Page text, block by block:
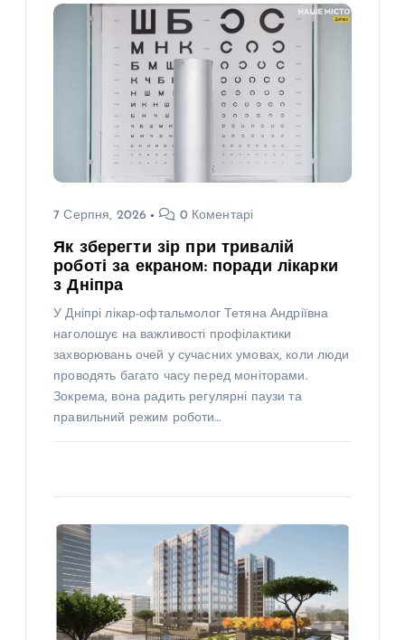
7 Серпня, 2026 0 Коментарі
Як зберегти зір при тривалій
роботі за екраном: поради лікарки
з Дніпра
У Дніпрі лікар-офтальмолог Тетяна Андріївна
наголошує на важливості профілактики
захворювань очей у сучасних умовах, коли люди
проводять багато часу перед моніторами.
Зокрема, вона радить регулярні паузи та
правильний режим роботи…